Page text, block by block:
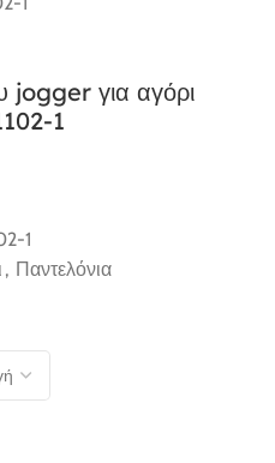
jogger για αγόρι
1
1
, Παντελόνια